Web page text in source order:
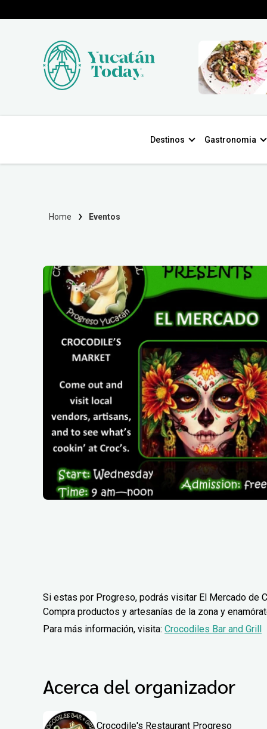
Destinos Gastronomia
Home Eventos
Si estas por Progreso, podrás visitar El Mercado de
Compra productos y artesanías de la zona y
Para más información, visita: Crocodiles Bar and Grill
Acerca del organizador
Crocodile's Restaurant Progreso